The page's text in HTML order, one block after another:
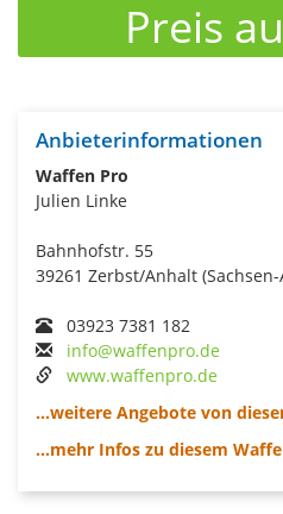
Preis
Anbieterinformationen
Waffen Pro
Julien Linke
Bahnhofstr. 55
39261 Zerbst/Anhalt
03923 7381 182
info@waffenpro.de
www.waffenpro.de
...weitere Angebote von
...mehr Infos zu diesem